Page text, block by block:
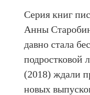
Серия книг
Анны
давно стала
подростковой
(2018) ждали
новых